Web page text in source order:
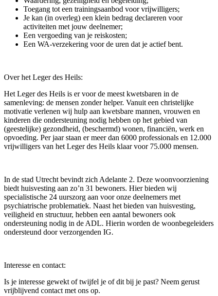
Toegang tot een trainingsaanbod voor vrijwilligers;
Je kan (in overleg) een klein bedrag declareren voor
activiteiten met jouw deelnemer;
Een vergoeding van je reiskosten;
Een WA-verzekering voor de uren dat je actief bent.
Over het Leger des Heils:
Het Leger des Heils is er voor de meest kwetsbaren in de
samenleving: de mensen zonder helper. Vanuit een christelijke
motivatie verlenen wij hulp aan kwetsbare mannen, vrouwen en
kinderen die ondersteuning nodig hebben op het gebied van
(geestelijke) gezondheid, (beschermd) wonen, financiën, werk en
opvoeding. Per jaar staan er meer dan 6000 professionals en 12.000
vrijwilligers van het Leger des Heils klaar voor 75.000 mensen.
In de stad Utrecht bevindt zich Adelante 2. Deze woonvoorziening
biedt huisvesting aan zo’n 31 bewoners. Hier bieden wij
specialistische 24 uurszorg aan voor onze deelnemers met
psychiatrische problematiek. Naast het bieden van huisvesting,
veiligheid en structuur, hebben een aantal bewoners ook
ondersteuning nodig in de ADL. Hierin worden de woonbegeleiders
ondersteund door verzorgenden IG.
Interesse en contact:
Is je interesse gewekt of twijfel je of dit bij je past? Neem gerust
vrijblijvend contact met ons op.